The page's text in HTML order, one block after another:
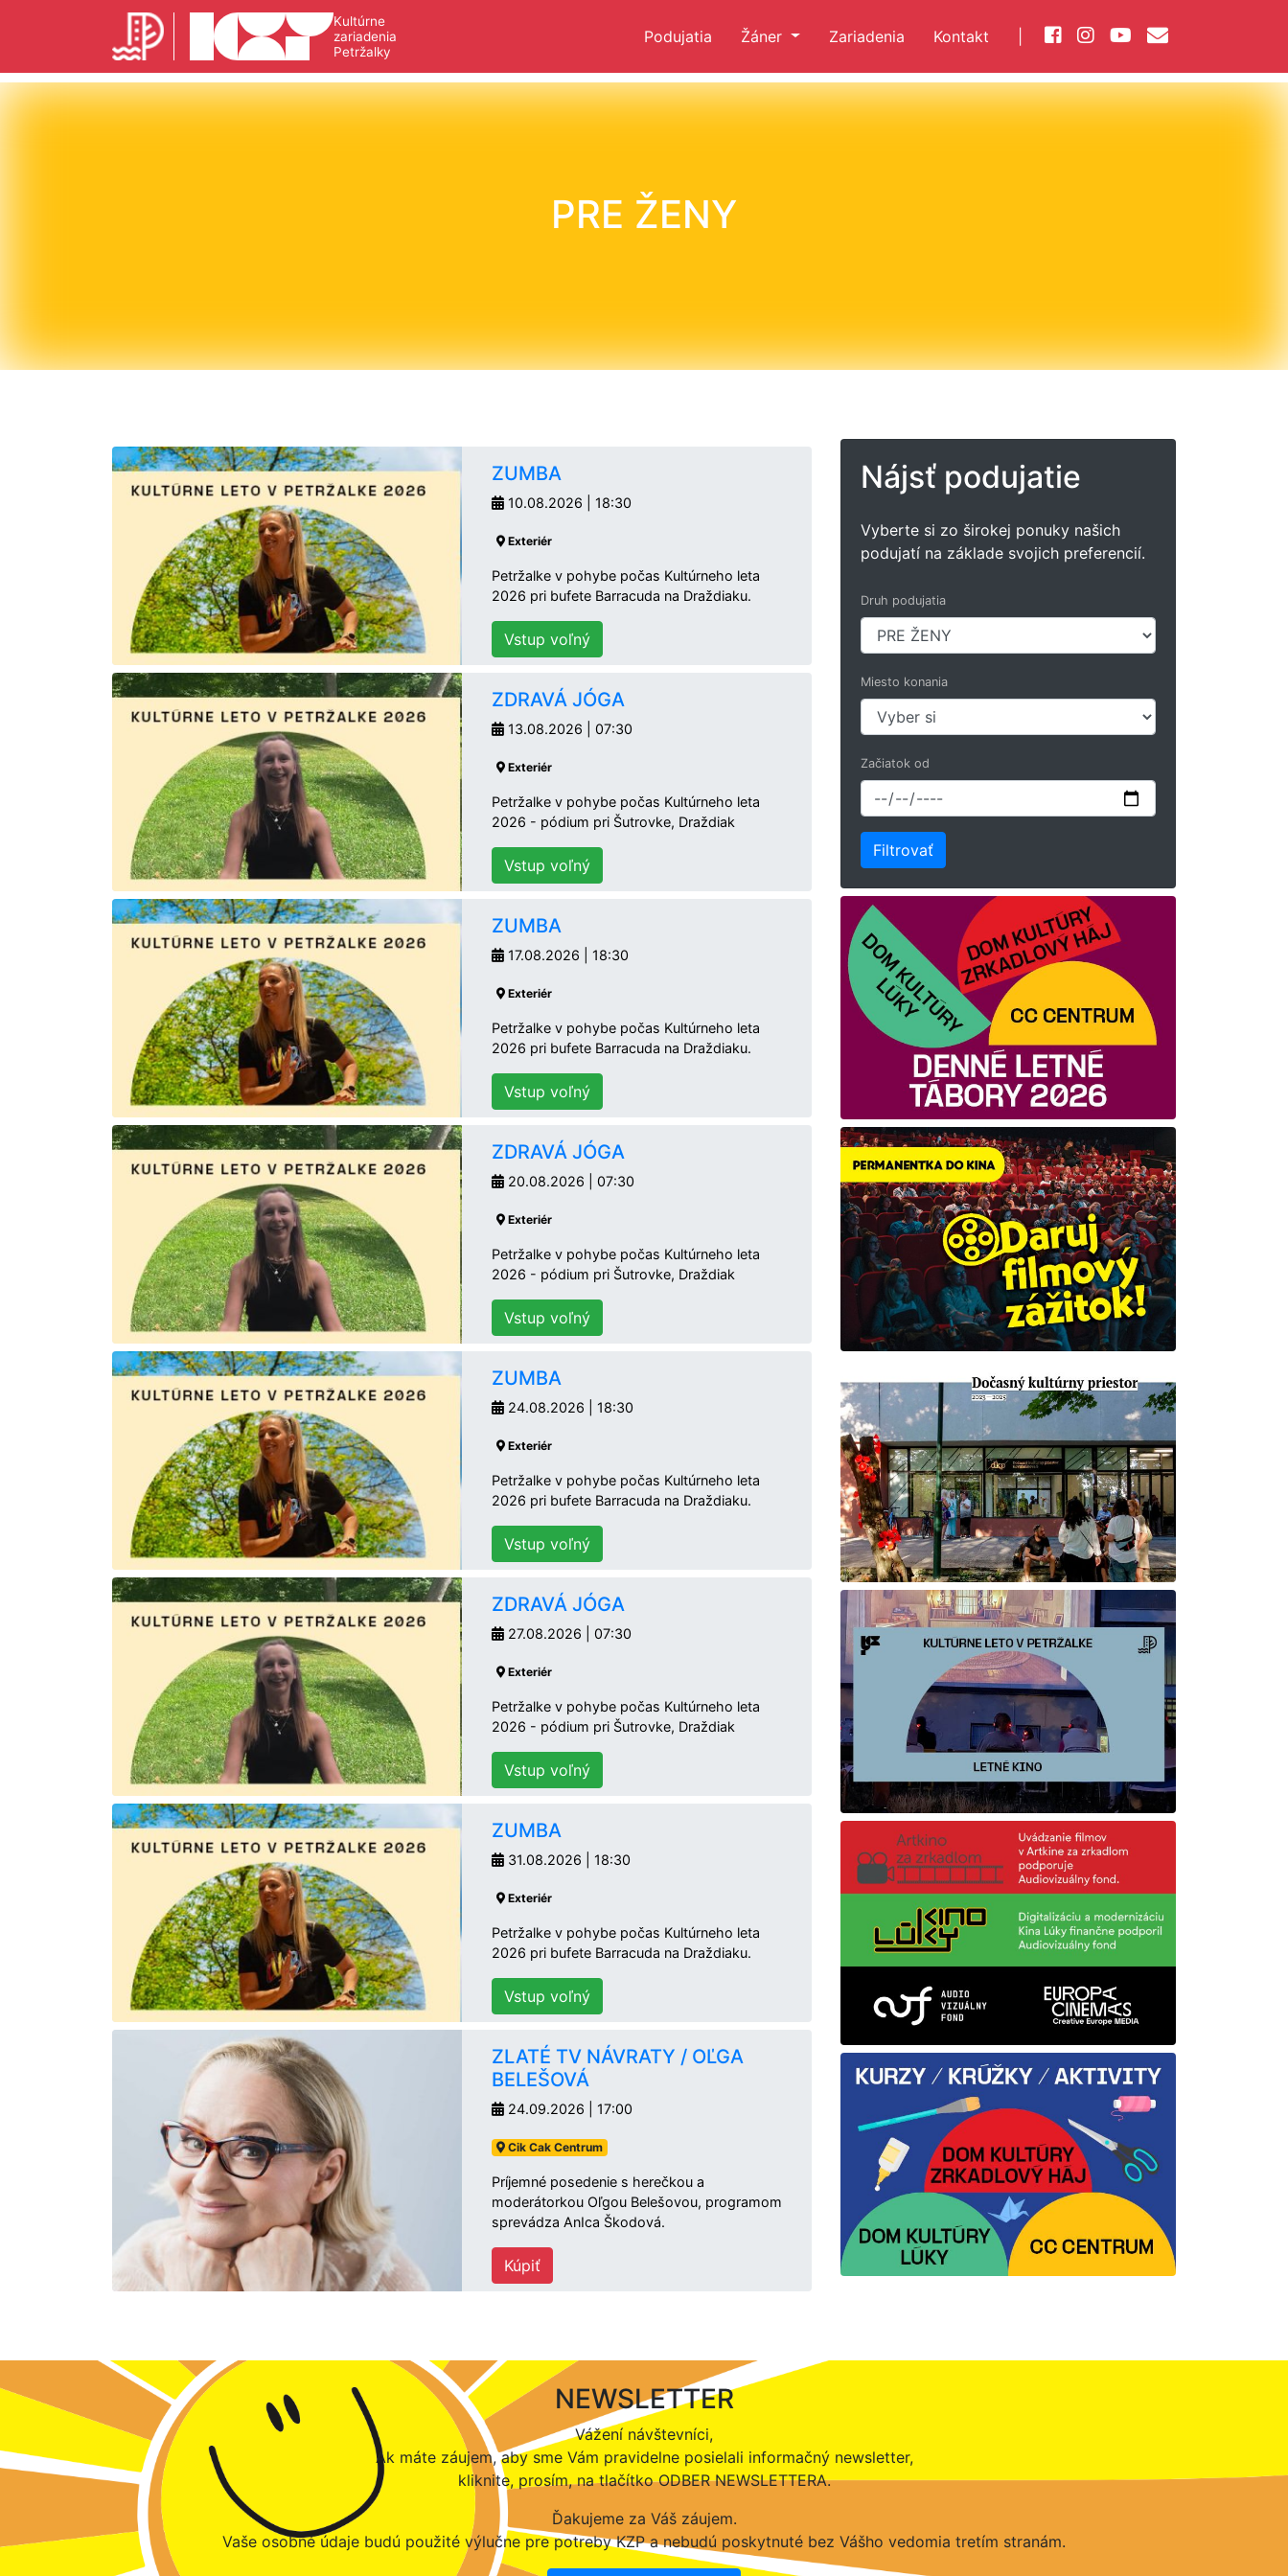
Kultúrne
zariadenia
Petržalky
Podujatia Žáner Zariadenia Kontakt
PRE ŽENY
ZUMBA
10.08.2026 | 18:30
Exteriér
Petržalke v pohybe počas Kultúrneho leta
2026 pri bufete Barracuda na Draždiaku.
Vstup voľný
ZDRAVÁ JÓGA
13.08.2026 | 07:30
Exteriér
Petržalke v pohybe počas Kultúrneho leta
2026 - pódium pri Šutrovke, Draždiak
Vstup voľný
ZUMBA
17.08.2026 | 18:30
Exteriér
Petržalke v pohybe počas Kultúrneho leta
2026 pri bufete Barracuda na Draždiaku.
Vstup voľný
ZDRAVÁ JÓGA
20.08.2026 | 07:30
Exteriér
Petržalke v pohybe počas Kultúrneho leta
2026 - pódium pri Šutrovke, Draždiak
Vstup voľný
ZUMBA
24.08.2026 | 18:30
Exteriér
Petržalke v pohybe počas Kultúrneho leta
2026 pri bufete Barracuda na Draždiaku.
Vstup voľný
ZDRAVÁ JÓGA
27.08.2026 | 07:30
Exteriér
Petržalke v pohybe počas Kultúrneho leta
2026 - pódium pri Šutrovke, Draždiak
Vstup voľný
ZUMBA
31.08.2026 | 18:30
Exteriér
Petržalke v pohybe počas Kultúrneho leta
2026 pri bufete Barracuda na Draždiaku.
Vstup voľný
ZLATÉ TV NÁVRATY / OĽGA
BELEŠOVÁ
24.09.2026 | 17:00
Cik Cak Centrum
Príjemné posedenie s herečkou a
moderátorkou Oľgou Belešovou, programom
sprevádza AnIca Škodová.
Kúpiť
Nájsť podujatie
Vyberte si zo širokej ponuky našich
podujatí na základe svojich preferencií.
Druh podujatia
Miesto konania
Začiatok od
NEWSLETTER
Vážení návštevníci,
Ak máte záujem, aby sme Vám pravidelne posielali informačný newsletter,
kliknite, prosím, na tlačítko ODBER NEWSLETTERA.
Ďakujeme za Váš záujem.
Vaše osobné údaje budú použité výlučne pre potreby KZP a nebudú poskytnuté bez Vášho vedomia tretím stranám.